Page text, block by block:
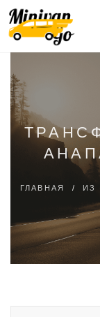
ГЛАВНАЯ / ИЗ